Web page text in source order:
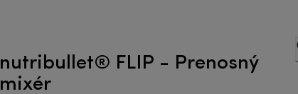
nutribullet® FLIP - Prenosný
mixér